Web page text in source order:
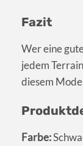
Fazit
Wer eine
jedem
diesem
Farbe: